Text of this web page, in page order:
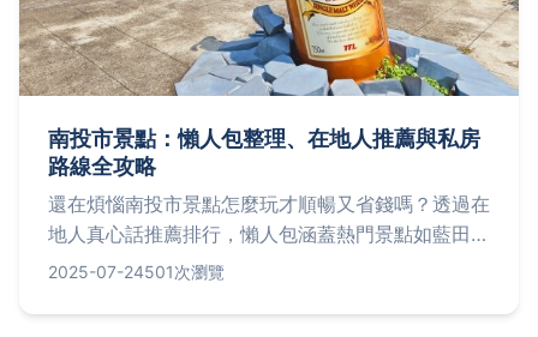
南投市景點：懶人包整理、在地人推薦與私房
路線全攻略
還在煩惱南投市景點怎麼玩才順暢又省錢嗎？透過在
地人真心話推薦排行，懶人包涵蓋熱門景點如藍田書
院、天空之橋，並分享省錢小撇步、交通實用建議、
Q&A解答，讓你輕鬆享受南投深度旅遊體驗。
2025-07-24501次瀏覽